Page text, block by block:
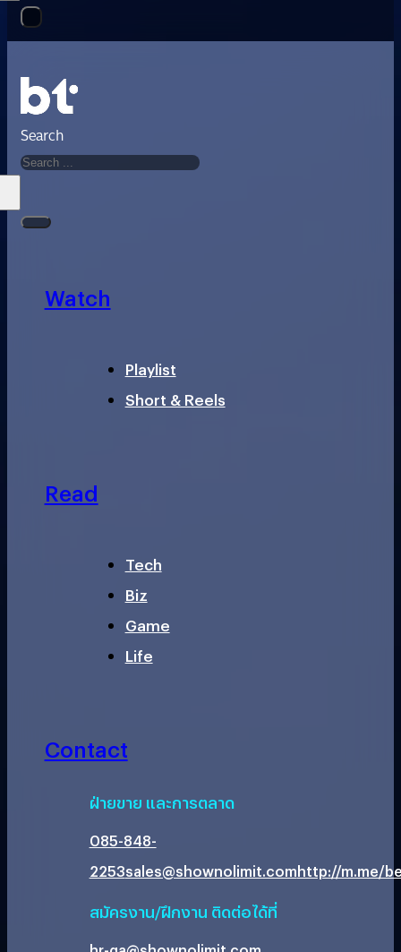
Search
Watch
Playlist
Short & Reels
Read
Tech
Biz
Game
Life
Contact
ฝ่ายขาย และการตลาด
085-848-
2253sales@shownolimit.comhttp://m.me/
สมัครงาน/ฝึกงาน ติดต่อได้ที่